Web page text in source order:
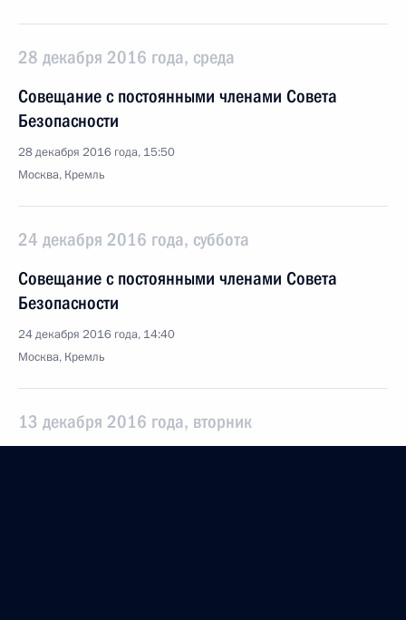
28 декабря 2016 года, среда
Совещание с постоянными членами Совета
Безопасности
28 декабря 2016 года, 15:50
Москва, Кремль
24 декабря 2016 года, суббота
Совещание с постоянными членами Совета
Безопасности
24 декабря 2016 года, 14:40
Москва, Кремль
13 декабря 2016 года, вторник